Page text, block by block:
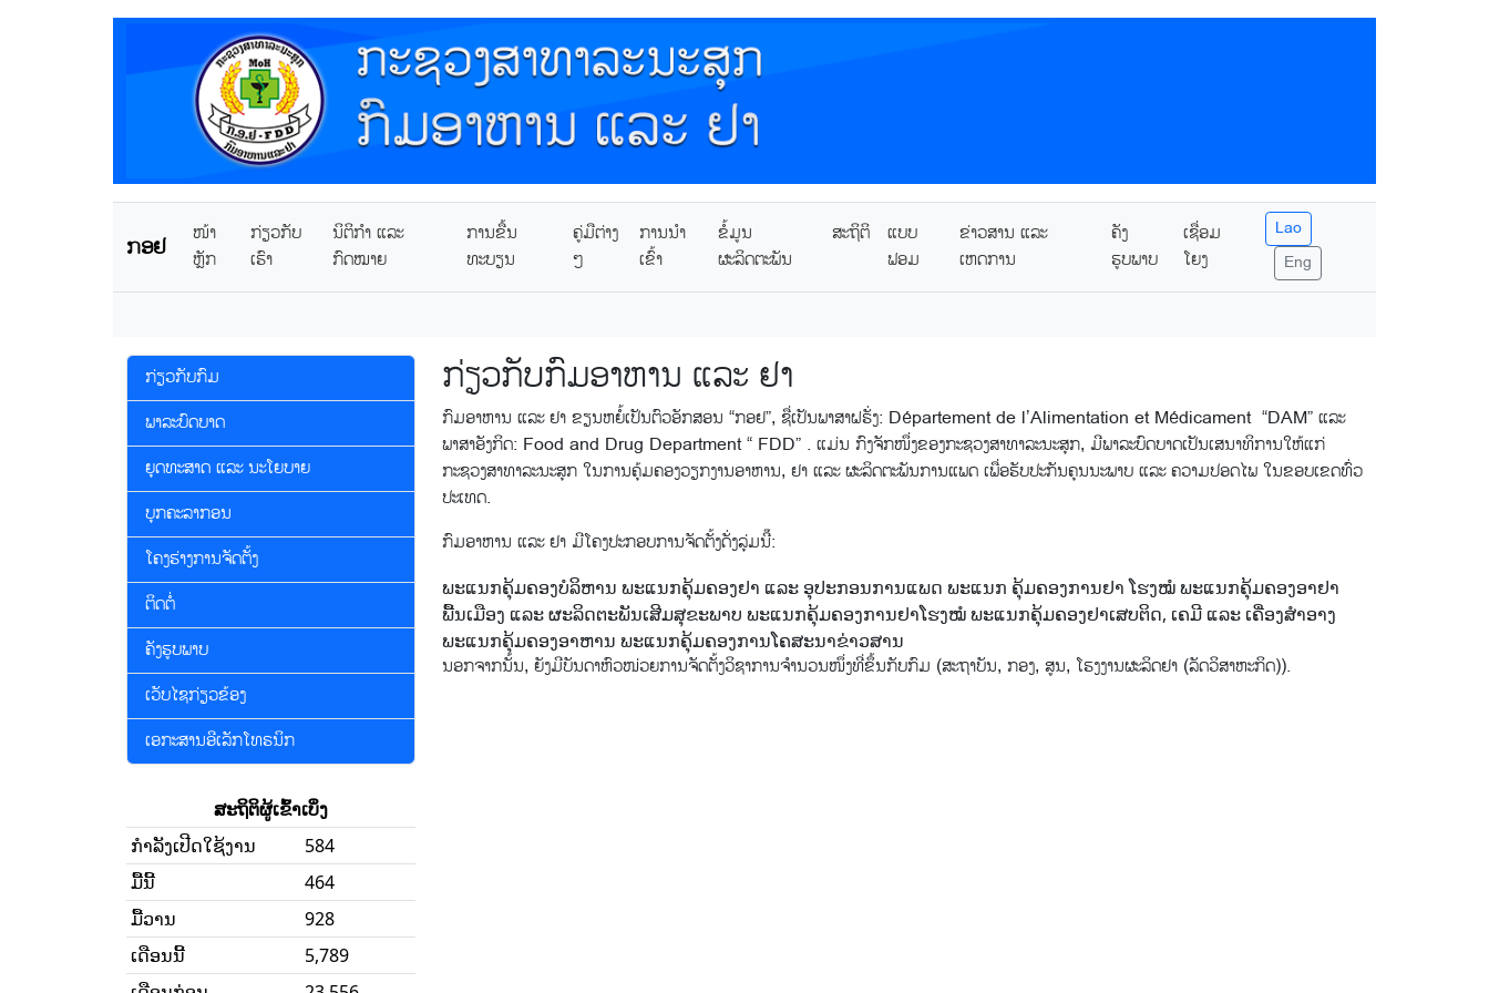
ກອຢ
ໜ້າ
ຫຼັກ
ກ່ຽວກັບ
ເຮົາ
ນິຕິກໍາ ແລະ
ກົດໝາຍ
ການຂື້ນ
ທະບຽນ
ຄູ່ມືຕ່າງ
ໆ
ການນໍາ
ເຂົ້າ
ຂໍ້ມູນ
ຜະລິດຕະພັນ
ສະຖິຕິ
ແບບ
ຟອມ
ຂ່າວສານ ແລະ
ເຫດການ
ຄັງ
ຮູບພາບ
ເຊື່ອມ
ໂຍງ
Lao
Eng
ກ່ຽວກັບກົມ
ພາລະບົດບາດ
ຍຸດທະສາດ ແລະ ນະໂຍບາຍ
ບຸກຄະລາກອນ
ໂຄງຮ່າງການຈັດຕັ້ງ
ຕິດຕໍ່
ຄັງຮູບພາບ
ເວັບໄຊກ່ຽວຂ້ອງ
ເອກະສານອີເລັກໂທຣນິກ
ສະຖິຕິຜູ້ເຂົ້າເບິ່ງ
ກໍາລັງເປີດໃຊ້ງານ
584
ມື້ນີ້
464
ມື້ວານ
928
ເດືອນນີ້
5,789
ກ່ຽວກັບກົມອາຫານ ແລະ ຢາ
ກົມອາຫານ ແລະ ຢາ ຂຽນຫຍໍ້ເປັນຕົວອັກສອນ “ກອຢ”, ​​ຊື່​​ເປັນ​ພາສາຝຣັ່ງ: Département de l’Alimentation et Médicament “DAM” ແລະ
ພາສາອັງກິດ: Food and Drug Department “ FDD” . ແມ່ນ​ ​ກົງຈັກ​ໜຶ່ງຂອງ​ກະຊວງ​ສາທາລະນະ​ສຸກ,​ ມີ​ພາລະ​ບົດບາດ​ເປັນ​ເສນາ​ທິການໃຫ້ແກ່​
ກະຊວງ​ສາທາລະນະ​ສຸກ ​ໃນ​ການ​ຄຸ້ມ​ຄອງວຽກງານ​ອາ​ຫານ, ຢາ ແລະ ຜະລິດຕະພັນການແພດ​ ເພື່ອຮັບປະກັນຄຸນນະພາບ ແລະ ຄວາມປອດໄພ ໃນຂອບ​ເຂດ​ທົ່ວ​
ປະ​ເທດ.
ກົມອາຫານ ແລະ ຢາ ມີໂຄງປະກອບການຈັດຕັ້ງດັ່ງລຸ່ມນີ໊:
ພະແນກຄຸ້ມຄອງບໍລິຫານ ພະແນກຄຸ້ມຄອງຢາ ແລະ ອຸປະກອນການແພດ ພະແນກ ຄຸ້ມຄອງການຢາ ໂຮງໝໍ ພະແນກຄຸ້ມຄອງອາຢາ
ພື້ນເມືອງ ແລະ ຜະລິດຕະພັນເສີມສຸຂະພາບ ພະແນກຄຸ້ມຄອງການຢາໂຮງໝໍ ພະແນກຄຸ້ມຄອງຢາເສບຕິດ, ເຄມີ ແລະ ເຄື່ອງສໍາອາງ
ພະແນກຄຸ້ມຄອງອາຫານ ພະແນກຄຸ້ມຄອງການໂຄສະນາຂ່າວສານ
ນອກຈາກ​ນັ້ນ, ຍັງ​ມີ​ບັນດາ​ຫົວໜ່ວຍ​ການຈັດຕັ້ງວິຊາ​ການ​ຈຳນວນ​ໜຶ່ງທີ່​ຂຶ້ນກັບກົມ (ສະ​ຖາ​ບັນ, ກອງ, ສູນ, ໂຮງງານຜະລິດຢາ (ລັດວິສາຫະກິດ)).